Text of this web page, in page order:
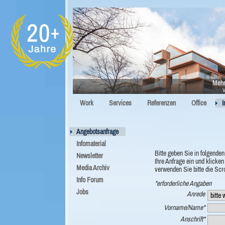
Work Services Referenzen Office
Angebotsanfrage
Infomaterial
Newsletter
Media Archiv
Info Forum
Jobs
Bitte geben Sie in
Ihre Anfrage ein und
verwenden Sie bitte die
*erforderliche Angaben
Anrede
Vorname/Name*
Anschrift*